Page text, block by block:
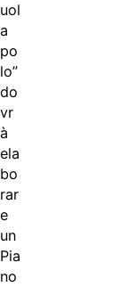
uol
a
po
lo”
do
vr
à
ela
bo
rar
e
un
Pia
no